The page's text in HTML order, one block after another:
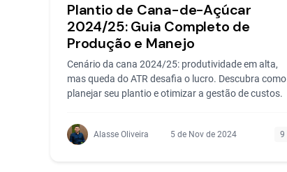
Plantio de Cana-de-Açúcar
2024/25: Guia Completo de
Produção e Manejo
Cenário da cana 2024/25: produtividade em alta,
mas queda do ATR desafia o lucro. Descubra como
planejar seu plantio e otimizar a gestão de custos.
Alasse Oliveira 5 de Nov de 2024 9